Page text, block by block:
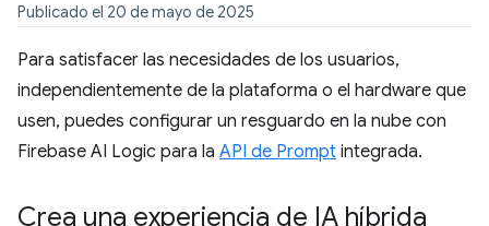
Publicado el 20 de mayo de 2025
Para satisfacer las necesidades de los usuarios,
independientemente de la plataforma o el hardware que
usen, puedes configurar un resguardo en la nube con
Firebase AI Logic para la API de Prompt integrada.
Crea una experiencia de IA híbrida